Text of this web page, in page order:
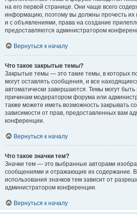
на его первой странице. Они чаще всего
информацию, поэтому вы должны прочесть их
и с объявлениями, права на создание
предоставляются администратором
Вернуться к началу
Что такое закрытые темы?
Закрытые темы — это такие темы, в которых
могут оставлять сообщения, и все
автоматически завершаются. Темы могут
причинам модератором форума или
также можете иметь возможность закрывать
зависимости от прав, предоставленных вам
конференции.
Вернуться к началу
Что такое значки тем?
Значки тем — это выбранные авторами
сообщениями и отражающие их содержание.
использования значков тем зависит от
администратором конференции.
Вернуться к началу